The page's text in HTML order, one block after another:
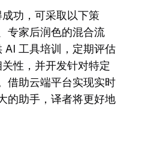
功，可采取以下策
专家后润色的混合流
AI 工具培训，定期评估
性，并开发针对特定
借助云端平台实现实时
的助手，译者将更好地